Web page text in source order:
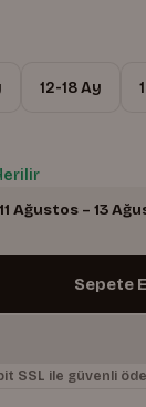
12-18 Ay
11 Ağustos – 13
Sepete
SSL ile güvenli